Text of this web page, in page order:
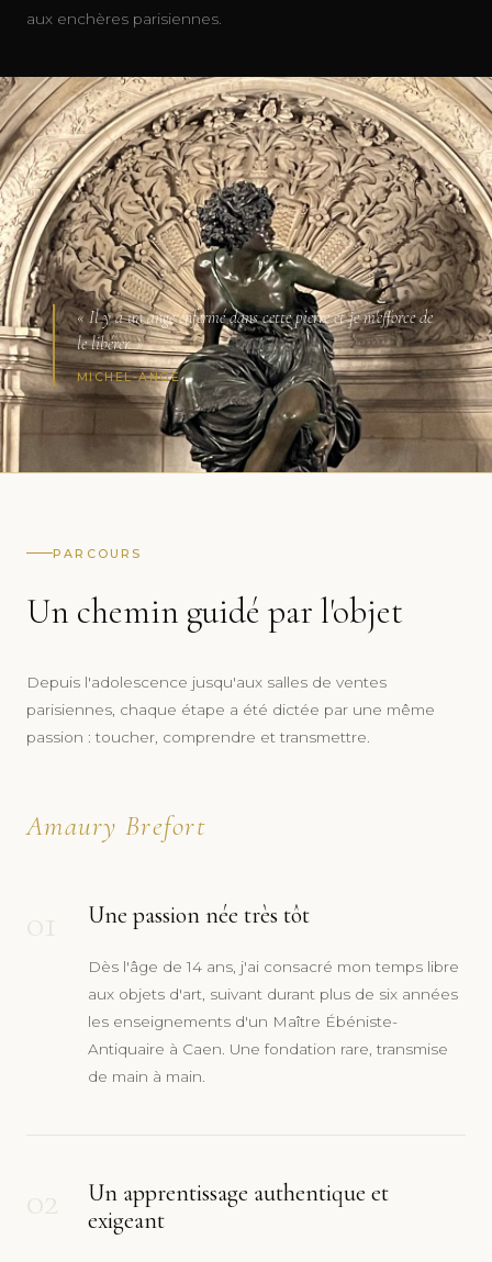
aux enchères parisiennes.
« Il y a un ange enfermé dans cette pierre et je m'efforce de
le libérer. »
MICHEL-ANGE
PARCOURS
Un chemin guidé par l'objet
Depuis l'adolescence jusqu'aux salles de ventes
parisiennes, chaque étape a été dictée par une même
passion : toucher, comprendre et transmettre.
Amaury Brefort
01 Une passion née très tôt
Dès l'âge de 14 ans, j'ai consacré mon temps libre
aux objets d'art, suivant durant plus de six années
les enseignements d'un Maître Ébéniste-
Antiquaire à Caen. Une fondation rare, transmise
de main à main.
02
Un apprentissage authentique et
exigeant